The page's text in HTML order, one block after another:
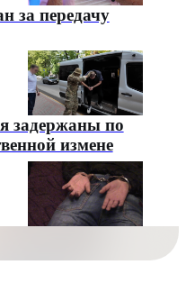
за передачу
задержаны по
измене